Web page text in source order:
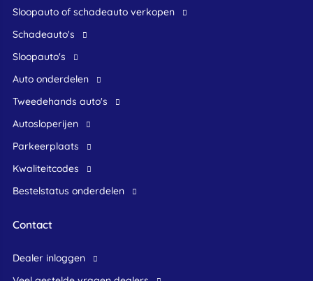
Sloopauto of schadeauto verkopen
Schadeauto's
Sloopauto's
Auto onderdelen
Tweedehands auto's
Autosloperijen
Parkeerplaats
Kwaliteitcodes
Bestelstatus onderdelen
Contact
dealer inloggen